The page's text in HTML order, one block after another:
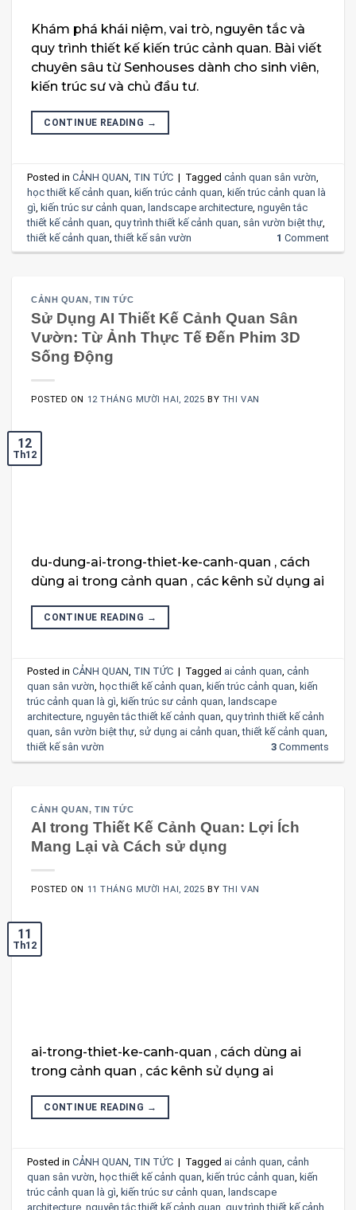
Khám phá khái niệm, vai trò, nguyên tắc và
quy trình thiết kế kiến trúc cảnh quan. Bài viết
chuyên sâu từ Senhouses dành cho sinh viên,
kiến trúc sư và chủ đầu tư.
CONTINUE READING →
Posted inCẢNH QUAN TIN TỨC | Taggedcảnh quan sân vườn
học thiết kế cảnh quan ,kiến trúc cảnh quan ,kiến trúc cảnh quan là
gì ,kiến trúc sư cảnh quan ,landscape architecture ,nguyên tắc
thiết kế cảnh quan ,quy trình thiết kế cảnh quan sân vườn biệt thự
thiết kế cảnh quan ,thiết kế sân vườn 1 Comment
CẢNH QUAN,TIN TỨC
Sử Dụng AI Thiết Kế Cảnh Quan Sân
Vườn: Từ Ảnh Thực Tế Đến Phim 3D
Sống Động
POSTED ON 12 THÁNG MƯỜI HAI, 2025 BY THI VAN
12
Th12
du-dung-ai-trong-thiet-ke-canh-quan , cách
dùng ai trong cảnh quan , các kênh sử dụng ai
CONTINUE READING →
Posted inCẢNH QUAN, TIN TỨC | Tagged ai cảnh quan,cảnh
quan sân vườn, học thiết kế cảnh quan, kiến trúc cảnh quan, kiến
trúc cảnh quan là gì, kiến trúc sư cảnh quan, landscape
architecture,nguyên tắc thiết kế cảnh quan,quy trình thiết kế cảnh
quan, sân vườn biệt thự, sử dụng ai cảnh quan,thiết kế cảnh quan,
thiết kế sân vườn
3Comments
CẢNH QUAN,TIN TỨC
AI trong Thiết Kế Cảnh Quan: Lợi Ích
Mang Lại và Cách sử dụng
POSTED ON 11 THÁNG MƯỜI HAI, 2025 BY THI VAN
11
Th12
ai-trong-thiet-ke-canh-quan , cách dùng ai
trong cảnh quan , các kênh sử dụng ai
CONTINUE READING →
Posted inCẢNH QUAN TIN TỨC | Tagged ai cảnh quan ,cảnh
quan sân vườn ,học thiết kế cảnh quan ,kiến trúc cảnh quan ,kiến
trúc cảnh quan là gì ,kiến trúc sư cảnh quan ,landscape
architecture ,nguyên tắc thiết kế cảnh quan ,quy trình thiết kế cảnh